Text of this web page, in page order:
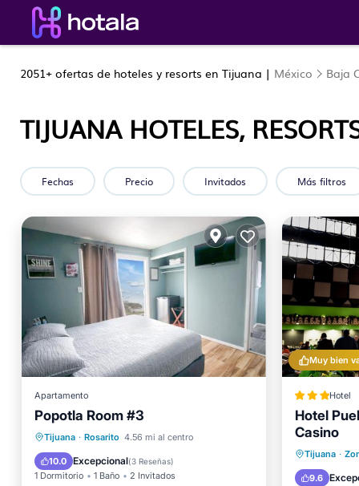
2051+ ofertas de hoteles y resorts en Tijuana | México Baja
TIJUANA HOTELES,
Fechas Precio Invitados Más filtros
Apartamento
Popotla Room #3
Tijuana · Rosarito 4.56 mi al centro
10.0 Excepcional(3 Reseñas)
1 Dormitorio 1 Baño 2 Invitados
Aparcamiento
Piscina
Vistas
Aire acondicionado
Muy bien
Hotel
Hotel
Casino
Tijuana ·
9.6 Aire